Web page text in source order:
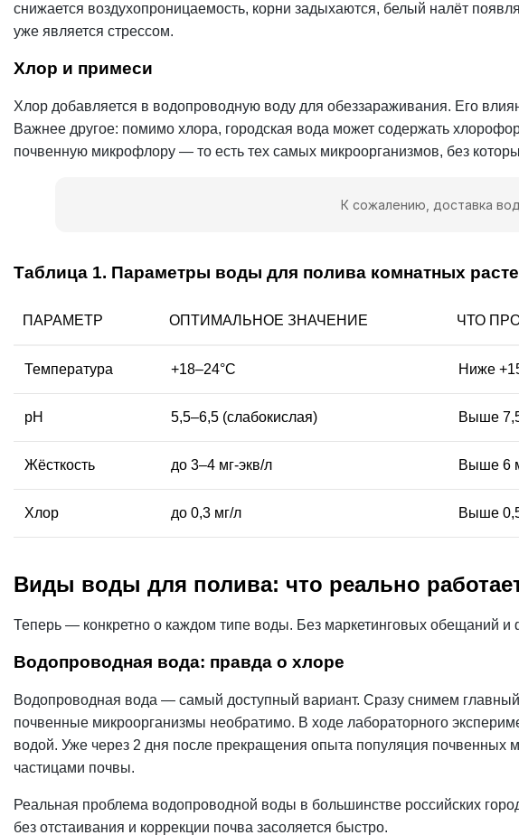
снижается воздухопроницаемость, корни задыхаются, белый налёт
уже является стрессом.
Хлор и примеси
Хлор добавляется в водопроводную воду для обеззараживания. Его
Важнее другое: помимо хлора, городская вода может содержать
почвенную микрофлору — то есть тех самых микроорганизмов, без
К сожалению, доставка
Таблица 1. Параметры воды для полива комнатных
ПАРАМЕТР ОПТИМАЛЬНОЕ ЗНАЧЕНИЕ ЧТО
Температура +18–24°C Ниже
pH 5,5–6,5 (слабокислая) Выше
Жёсткость до 3–4 мг-экв/л Выше 6
Хлор до 0,3 мг/л Выше
Виды воды для полива: что реально
Теперь — конкретно о каждом типе воды. Без маркетинговых обещаний и
Водопроводная вода: правда о хлоре
Водопроводная вода — самый доступный вариант. Сразу снимем
почвенные микроорганизмы необратимо. В ходе лабораторного
водой. Уже через 2 дня после прекращения опыта популяция почвенных
частицами почвы.
Реальная проблема водопроводной воды в большинстве российских
без отстаивания и коррекции почва засоляется быстро.